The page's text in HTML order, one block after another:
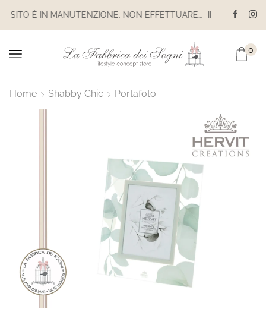
IL SITO È IN MANUTENZIONE. NON EFFETTUARE ACQUISTI. LE SPEDIZIONI SONO SOSPESE
0
Home Shabby Chic Portafoto